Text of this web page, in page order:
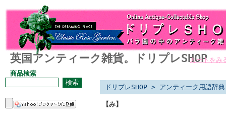
英国アンティーク雑貨。ドリプレSHOP
カートをみ
商品検索
ドリプレSHOP > アンティーク用語辞典
【み】